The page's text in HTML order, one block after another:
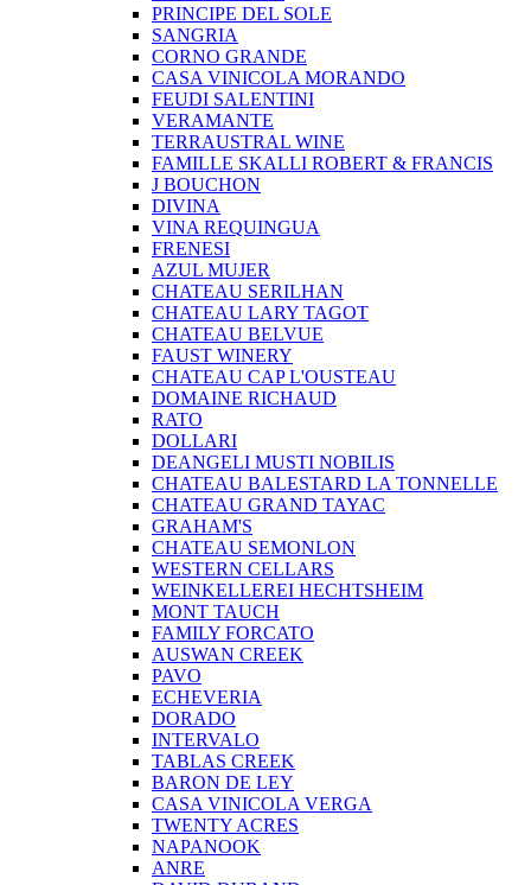
PRINCIPE DEL SOLE
SANGRIA
CORNO GRANDE
CASA VINICOLA MORANDO
FEUDI SALENTINI
VERAMANTE
TERRAUSTRAL WINE
FAMILLE SKALLI ROBERT & FRANCIS
J BOUCHON
DIVINA
VINA REQUINGUA
FRENESI
AZUL MUJER
CHATEAU SERILHAN
CHATEAU LARY TAGOT
CHATEAU BELVUE
FAUST WINERY
CHATEAU CAP L'OUSTEAU
DOMAINE RICHAUD
RATO
DOLLARI
DEANGELI MUSTI NOBILIS
CHATEAU BALESTARD LA TONNELLE
CHATEAU GRAND TAYAC
GRAHAM'S
CHATEAU SEMONLON
WESTERN CELLARS
WEINKELLEREI HECHTSHEIM
MONT TAUCH
FAMILY FORCATO
AUSWAN CREEK
PAVO
ECHEVERIA
DORADO
INTERVALO
TABLAS CREEK
BARON DE LEY
CASA VINICOLA VERGA
TWENTY ACRES
NAPANOOK
ANRE